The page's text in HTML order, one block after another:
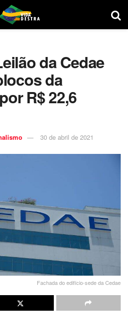
da Cedae
da
R$ 22,6
30 de abril de 2021
Fachada do edifício-sede da Cedae